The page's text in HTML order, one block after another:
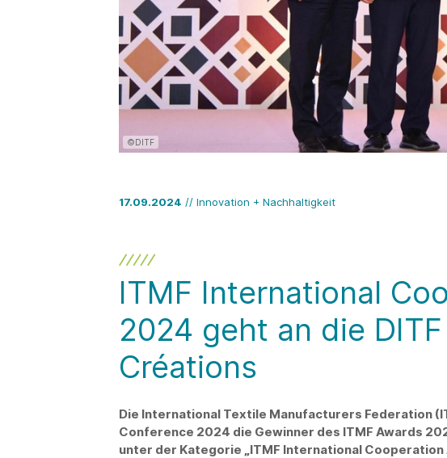
©DITF
17.09.2024 // Innovation + Nachhaltigkeit
ITMF International
2024 geht an die
Créations
Die International Textile Manufacturers Federation
Conference 2024 die Gewinner des ITMF Awards
unter der Kategorie „ITMF International Cooperation